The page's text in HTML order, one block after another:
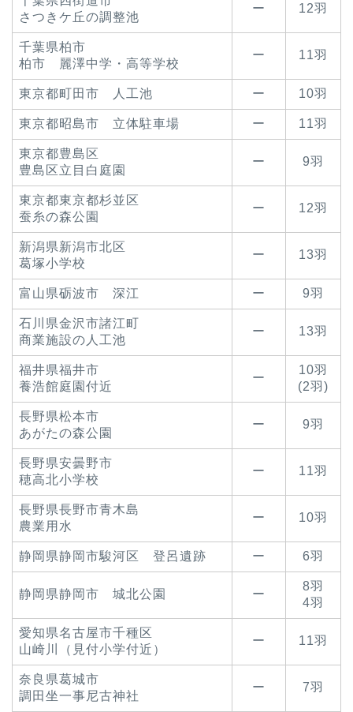
さつきケ丘の調整池
ー 12羽
千葉県柏市
柏市 麗澤中学・高等学校
ー 11羽
東京都町田市 人工池 ー 10羽
東京都昭島市 立体駐車場 ー 11羽
東京都豊島区
豊島区立目白庭園
ー 9羽
東京都東京都杉並区
蚕糸の森公園
ー 12羽
新潟県新潟市北区
葛塚小学校
ー 13羽
富山県砺波市 深江 ー 9羽
石川県金沢市諸江町
商業施設の人工池
ー 13羽
福井県福井市
養浩館庭園付近
ー
10羽
(2羽)
長野県松本市
あがたの森公園
ー 9羽
長野県安曇野市
穂高北小学校
ー 11羽
長野県長野市青木島
農業用水
ー 10羽
静岡県静岡市駿河区 登呂遺跡 ー 6羽
静岡県静岡市 城北公園 ー
8羽
4羽
愛知県名古屋市千種区
山崎川（見付小学付近）
ー 11羽
奈良県葛城市
調田坐一事尼古神社
ー 7羽